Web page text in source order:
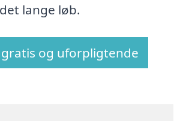
lange løb.
gratis og uforpligtende